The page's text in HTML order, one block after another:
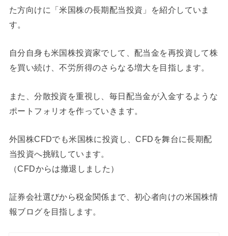
た方向けに「米国株の長期配当投資」を紹介していま
す。
自分自身も米国株投資家でして、配当金を再投資して株
を買い続け、不労所得のさらなる増大を目指します。
また、分散投資を重視し、毎日配当金が入金するような
ポートフォリオを作っていきます。
外国株CFDでも米国株に投資し、CFDを舞台に長期配
当投資へ挑戦しています。
（CFDからは撤退しました）
証券会社選びから税金関係まで、初心者向けの米国株情
報ブログを目指します。